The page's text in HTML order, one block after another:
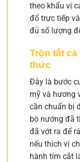
theo khẩu vị
đổ trực tiếp
đủ số lượng
Trộn tất
thức
Đây là bước
mỹ và hương
cần chuẩn bị
bò nướng đã
đã vớt ra để
nếu thích vị
hành tím cắt